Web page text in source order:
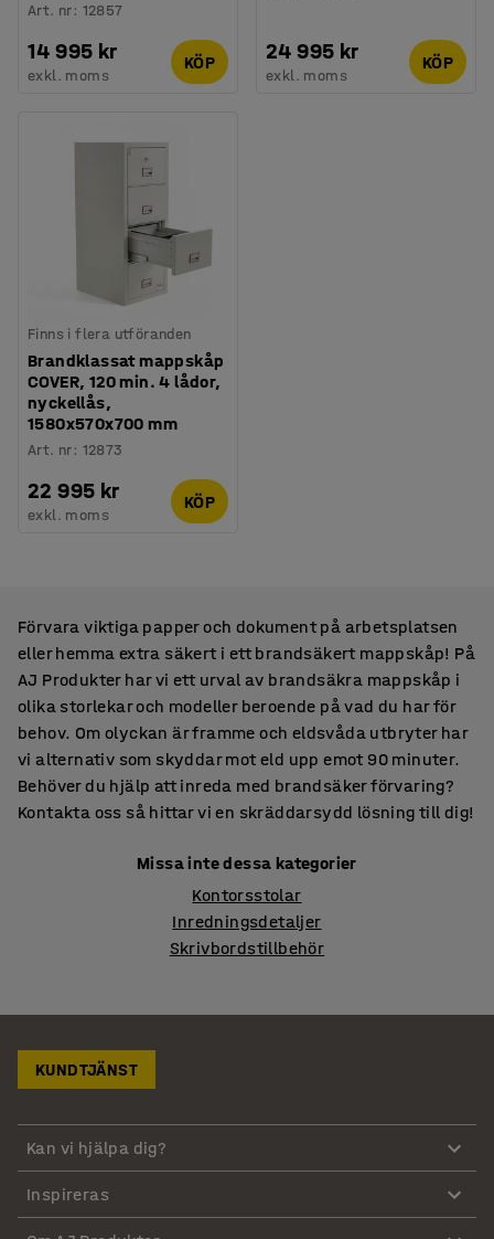
Art. nr: 12857
14 995 kr
exkl. moms
KÖP 24 995 kr
exkl. moms
KÖP
Finns i flera utföranden
Brandklassat mappskåp
COVER, 120 min. 4 lådor,
nyckellås,
1580x570x700 mm
Art. nr: 12873
22 995 kr
exkl. moms
KÖP
Förvara viktiga papper och dokument på arbetsplatsen
eller hemma extra säkert i ett brandsäkert mappskåp! På
AJ Produkter har vi ett urval av brandsäkra mappskåp i
olika storlekar och modeller beroende på vad du har för
behov. Om olyckan är framme och eldsvåda utbryter har
vi alternativ som skyddar mot eld upp emot 90 minuter.
Behöver du hjälp att inreda med brandsäker förvaring?
Kontakta oss så hittar vi en skräddarsydd lösning till dig!
Missa inte dessa kategorier
Kontorsstolar
Inredningsdetaljer
Skrivbordstillbehör
KUNDTJÄNST
Kan vi hjälpa dig?
Inspireras